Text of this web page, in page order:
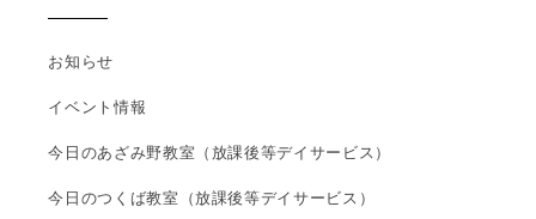
お知らせ
イベント情報
今日のあざみ野教室（放課後等デイサービス）
今日のつくば教室（放課後等デイサービス）